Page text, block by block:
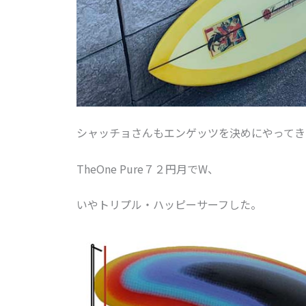
シャッチョさんもエンゲッツを決めにやって
TheOne Pure７２円月でW、
いやトリプル・ハッピーサーフした。